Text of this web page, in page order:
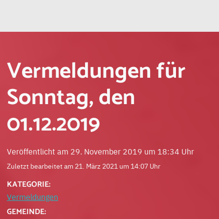
Vermeldungen für
Sonntag, den
01.12.2019
Veröffentlicht am 29. November 2019 um 18:34 Uhr
Zuletzt bearbeitet am 21. März 2021 um 14:07 Uhr
KATEGORIE:
Vermeldungen
GEMEINDE: